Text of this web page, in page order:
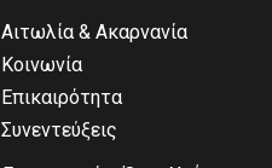
Αιτωλία & Ακαρνανία
Κοινωνία
Επικαιρότητα
Συνεντεύξεις